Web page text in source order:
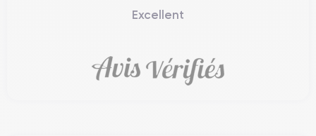
Excellent